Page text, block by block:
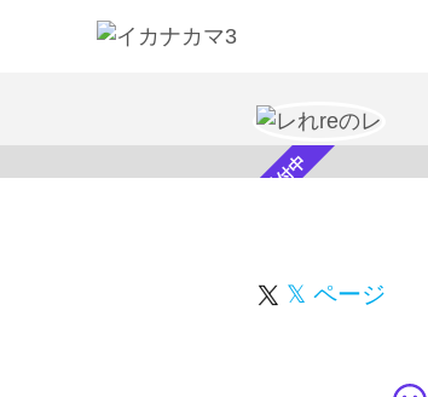
スカウト受付中
𝕏 ページ